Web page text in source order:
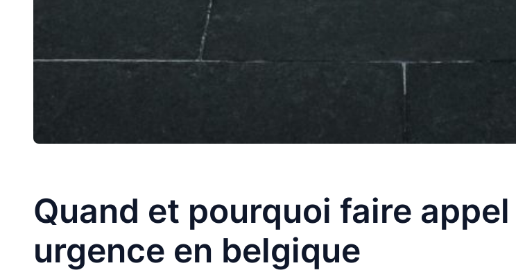
Quand et pourquoi faire
urgence en belgique